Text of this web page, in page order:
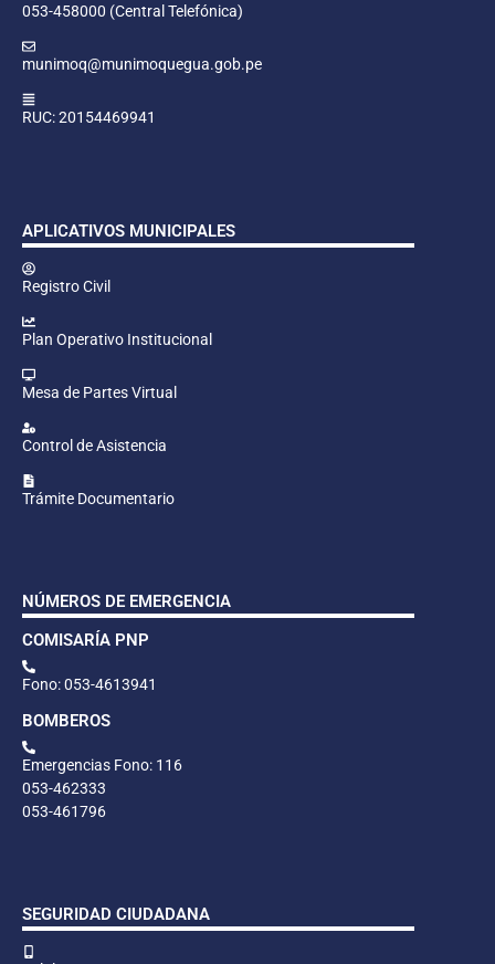
053-458000 (Central Telefónica)
munimoq@munimoquegua.gob.pe
RUC: 20154469941
APLICATIVOS MUNICIPALES
Registro Civil
Plan Operativo Institucional
Mesa de Partes Virtual
Control de Asistencia
Trámite Documentario
NÚMEROS DE EMERGENCIA
COMISARÍA PNP
Fono: 053-4613941
BOMBEROS
Emergencias Fono: 116
053-462333
053-461796
SEGURIDAD CIUDADANA